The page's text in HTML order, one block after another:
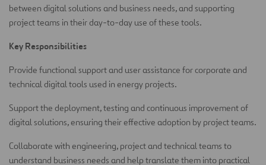
between digital solutions and business needs, and supporting
project teams in their day-to-day use of these tools.
Key Responsibilities
Provide functional support and user assistance for corporate and
technical digital tools used in energy projects.
Support the deployment, testing and continuous improvement of
digital solutions, ensuring their effective adoption by project teams.
Collaborate with engineering, project and technical teams to
understand business needs and help translate them into practical